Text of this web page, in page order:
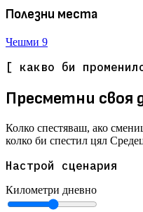
Полезни места
Чешми 9
[ какво би
Пресметни своя
Колко спестяваш, ако
колко би спестил цял
Настрой сценария
Километри дневно